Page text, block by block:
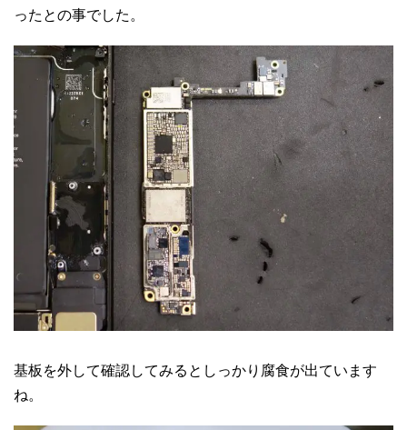
ったとの事でした。
基板を外して確認してみるとしっかり腐食が出ています
ね。